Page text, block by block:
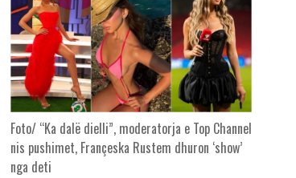
Foto/ “Ka dalë dielli”, moderatorja e Top Channel
nis pushimet, Françeska Rustem dhuron ‘show’
nga deti